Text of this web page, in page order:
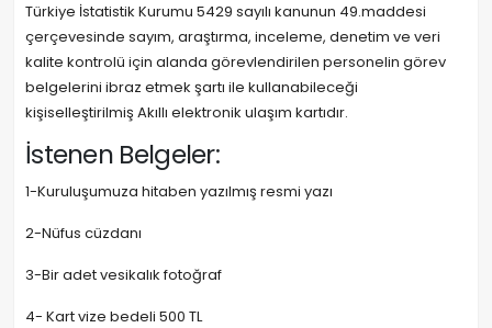
Türkiye İstatistik Kurumu 5429 sayılı kanunun 49.maddesi
çerçevesinde sayım, araştırma, inceleme, denetim ve veri
kalite kontrolü için alanda görevlendirilen personelin görev
belgelerini ibraz etmek şartı ile kullanabileceği
kişiselleştirilmiş Akıllı elektronik ulaşım kartıdır.
İstenen Belgeler:
1-Kuruluşumuza hitaben yazılmış resmi yazı
2-Nüfus cüzdanı
3-Bir adet vesikalık fotoğraf
4- Kart vize bedeli 500 TL